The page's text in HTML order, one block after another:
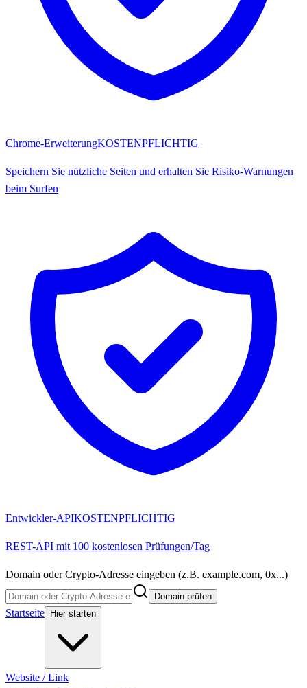
Chrome-ErweiterungKOSTENPFLICHTIG
Speichern Sie nützliche Seiten und erhalten Sie Risiko-Warnungen
beim Surfen
Entwickler-APIKOSTENPFLICHTIG
REST-API mit 100 kostenlosen Prüfungen/Tag
Domain oder Crypto-Adresse eingeben (z.B. example.com, 0x...)
Domain prüfen
Startseite Hier starten
Website / Link